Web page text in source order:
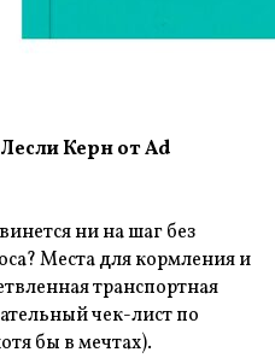
Керн от Ad
ни на шаг без
Места для кормления и
транспортная
чек-лист по
бы в мечтах).